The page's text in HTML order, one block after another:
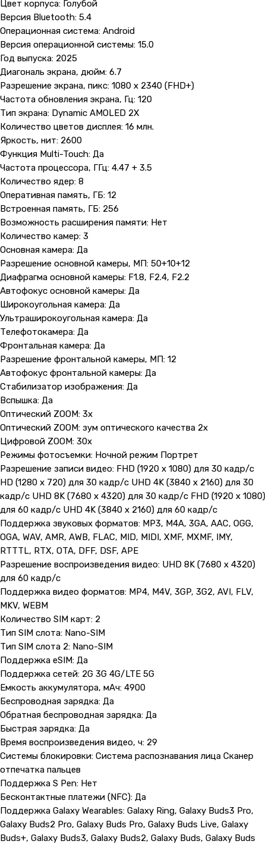
Цвет корпуса: Голубой
Версия Bluetooth: 5.4
Операционная система: Android
Версия операционной системы: 15.0
Год выпуска: 2025
Диагональ экрана, дюйм: 6.7
Разрешение экрана, пикс: 1080 x 2340 (FHD+)
Частота обновления экрана, Гц: 120
Тип экрана: Dynamic AMOLED 2X
Количество цветов дисплея: 16 млн.
Яркость, нит: 2600
Функция Multi-Touch: Да
Частота процессора, ГГц: 4.47 + 3.5
Количество ядер: 8
Оперативная память, ГБ: 12
Встроенная память, ГБ: 256
Возможность расширения памяти: Нет
Количество камер: 3
Основная камера: Да
Разрешение основной камеры, МП: 50+10+12
Диафрагма основной камеры: F1.8, F2.4, F2.2
Автофокус основной камеры: Да
Широкоугольная камера: Да
Ультраширокоугольная камера: Да
Телефотокамера: Да
Фронтальная камера: Да
Разрешение фронтальной камеры, МП: 12
Автофокус фронтальной камеры: Да
Стабилизатор изображения: Да
Вспышка: Да
Оптический ZOOM: 3x
Оптический ZOOM: зум оптического качества 2х
Цифровой ZOOM: 30x
Режимы фотосъемки: Ночной режим Портрет
Разрешение записи видео: FHD (1920 x 1080) для 30 кадр/с
HD (1280 x 720) для 30 кадр/с UHD 4K (3840 x 2160) для 30
кадр/с UHD 8K (7680 x 4320) для 30 кадр/с FHD (1920 x 1080)
для 60 кадр/с UHD 4K (3840 x 2160) для 60 кадр/с
Поддержка звуковых форматов: MP3, M4A, 3GA, AAC, OGG,
OGA, WAV, AMR, AWB, FLAC, MID, MIDI, XMF, MXMF, IMY,
RTTTL, RTX, OTA, DFF, DSF, APE
Разрешение воспроизведения видео: UHD 8K (7680 x 4320)
для 60 кадр/с
Поддержка видео форматов: MP4, M4V, 3GP, 3G2, AVI, FLV,
MKV, WEBM
Количество SIM карт: 2
Тип SIM слота: Nano-SIM
Тип SIM слота 2: Nano-SIM
Поддержка eSIM: Да
Поддержка сетей: 2G 3G 4G/LTE 5G
Емкость аккумулятора, мАч: 4900
Беспроводная зарядка: Да
Обратная беспроводная зарядка: Да
Быстрая зарядка: Да
Время воспроизведения видео, ч: 29
Системы блокировки: Система распознавания лица Сканер
отпечатка пальцев
Поддержка S Pen: Нет
Бесконтактные платежи (NFC): Да
Поддержка Galaxy Wearables: Galaxy Ring, Galaxy Buds3 Pro,
Galaxy Buds2 Pro, Galaxy Buds Pro, Galaxy Buds Live, Galaxy
Buds+, Galaxy Buds3, Galaxy Buds2, Galaxy Buds, Galaxy Buds
Клиентам
+7 (965) 666-66-89(WhatsАpp
Адрес магазина:
Карла Маркса 25, 1 этаж
malikpochinit@mail.ru
Сб-Вс: 10:00 — 20:00
Навигация